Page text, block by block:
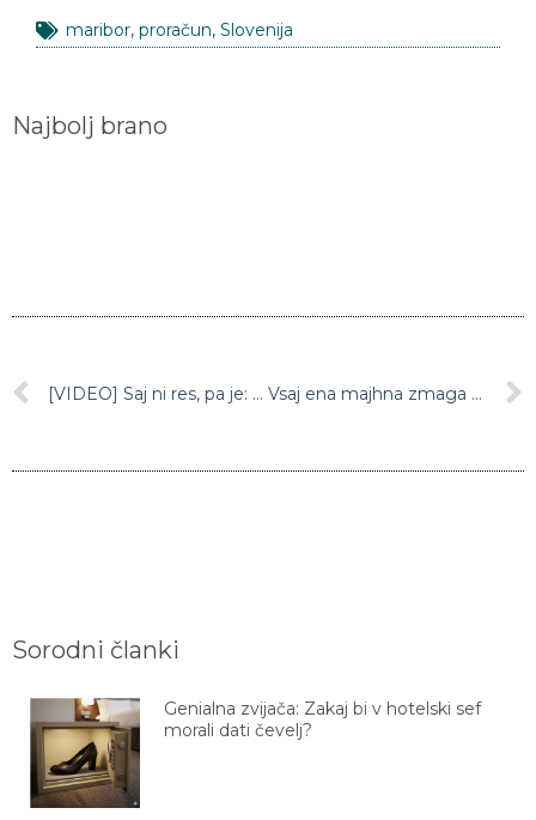
maribor, proračun, Slovenija
Najbolj brano
[VIDEO] Saj ni res, pa je: Lukaku zgrešil gol s treh metrov Vsaj ena majhna zmaga za demokrate
Sorodni članki
Genialna zvijača: Zakaj bi v hotelski sef
morali dati čevelj?